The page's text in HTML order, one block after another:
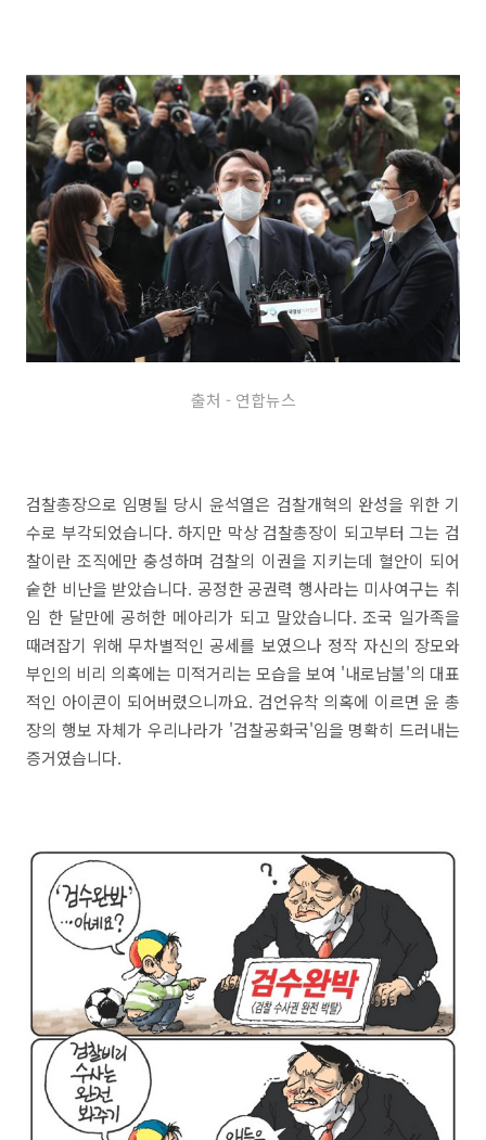
출처 - 연합뉴스
검찰총장으로 임명될 당시 윤석열은 검찰개혁의 완성을 위한 기
수로 부각되었습니다. 하지만 막상 검찰총장이 되고부터 그는 검
찰이란 조직에만 충성하며 검찰의 이권을 지키는데 혈안이 되어
숱한 비난을 받았습니다. 공정한 공권력 행사라는 미사여구는 취
임 한 달만에 공허한 메아리가 되고 말았습니다. 조국 일가족을
때려잡기 위해 무차별적인 공세를 보였으나 정작 자신의 장모와
부인의 비리 의혹에는 미적거리는 모습을 보여 '내로남불'의 대표
적인 아이콘이 되어버렸으니까요. 검언유착 의혹에 이르면 윤 총
장의 행보 자체가 우리나라가 '검찰공화국'임을 명확히 드러내는
증거였습니다.